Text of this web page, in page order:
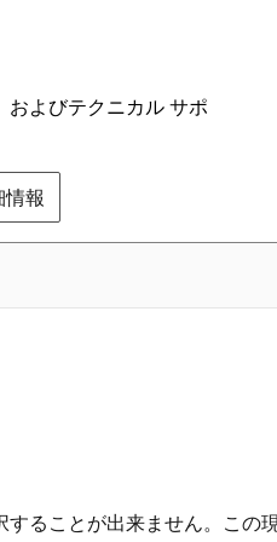
よびテクニカル サポ
報
ることが出来ません。この